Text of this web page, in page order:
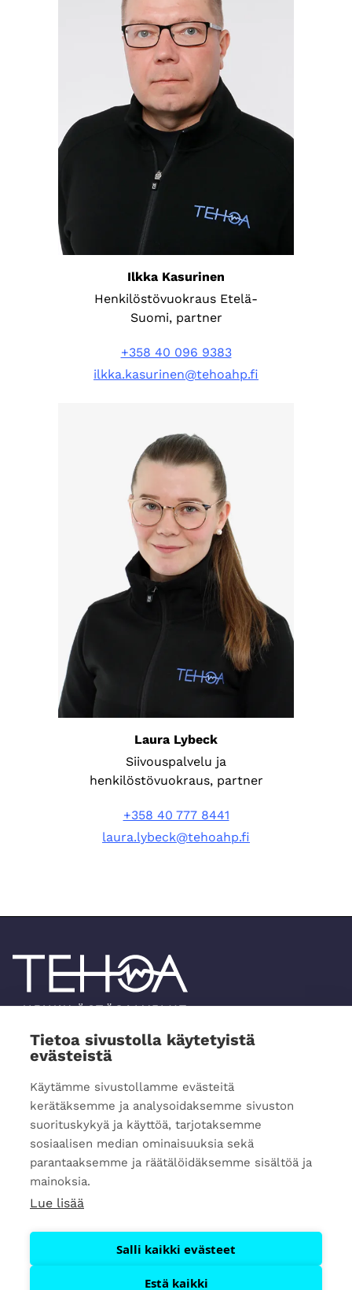
Tietoa sivustolla käytetyistä
evästeistä
Käytämme sivustollamme evästeitä
kerätäksemme ja analysoidaksemme sivuston
suorituskykyä ja käyttöä, tarjotaksemme
sosiaalisen median ominaisuuksia sekä
parantaaksemme ja räätälöidäksemme sisältöä ja
mainoksia.
Lue lisää
Salli kaikki evästeet
Estä kaikki
Ilkka Kasurinen
Henkilöstövuokraus Etelä-
Suomi, partner
+358 40 096 9383
ilkka.kasurinen@tehoahp.fi
Laura Lybeck
Siivouspalvelu ja
henkilöstövuokraus, partner
+358 40 777 8441
laura.lybeck@tehoahp.fi
Tehoa Henkilöstöpalvelut Oy
Kauppakatu 20
70100 Kuopio
+358 40 076 1399
Jätä yhteydenottopyyntö